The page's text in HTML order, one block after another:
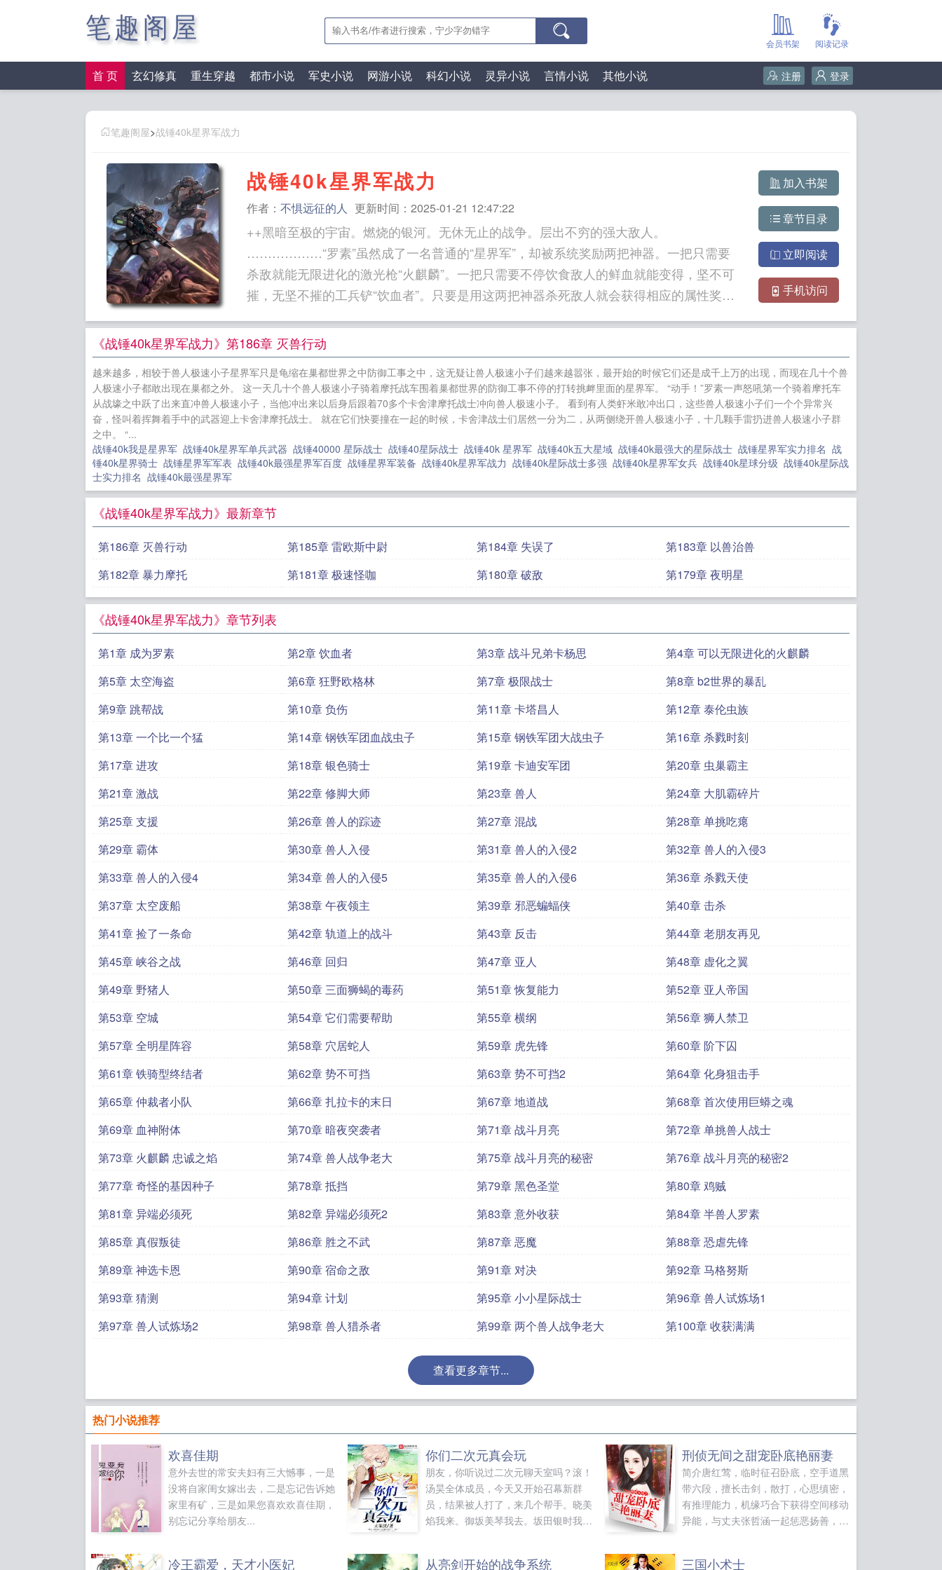
笔趣阁屋 阅读记录
会员书架
首 页 玄幻修真 重生穿越 都市小说 军史小说 网游小说 科幻小说 灵异小说 言情小说 其他小说 登录
注册
笔趣阁屋>战锤40k星界军战力
战锤40k星界军战力
作者： 不惧远征的人 更新时间：2025-01-21 12:47:22
++黑暗至极的宇宙。燃烧的银河。无休无止的战争。层出不穷的强大敌人。
………………“罗素”虽然成了一名普通的“星界军”，却被系统奖励两把神器。一把只需要
杀敌就能无限进化的激光枪“火麒麟”。一把只需要不停饮食敌人的鲜血就能变得，坚不可
摧，无坚不摧的工兵铲“饮血者”。只要是用这两把神器杀死敌人就会获得相应的属性奖
维持生活 修仙者下山，镇压世间一切敌
生嫡嫁，第一奸臣他为我折了腰 冰封末世：打造山中末日堡垒 神豪系统不正经，逼我
成枪王 燃烧在战火纷飞时 忆归寒 军旅双星 我刷的视频通古代，古人求别停 四旬老太
守国门：对我精神不正常 爬塔游戏，我却要从上往下爬？ 我修混沌决 星辰恋歌！ 重
回七零年代我浴火重生 那一抹淡淡的花香 重生复仇：裴少的心尖宠 采来一朵破碎的
云
加入书架
章节目录
立即阅读
手机访问
《战锤40k星界军战力》第186章 灭兽行动
越来越多，相较于兽人极速小子星界军只是龟缩在巢都世界之中防御工事之中，这无疑让兽人极速小子们越来越嚣张，最开始的时候它们还是成千上万的出现，而现在几十个兽
人极速小子都敢出现在巢都之外。 这一天几十个兽人极速小子骑着摩托战车围着巢都世界的防御工事不停的打转挑衅里面的星界军。 “动手！”罗素一声怒吼第一个骑着摩托车
从战壕之中跃了出来直冲兽人极速小子，当他冲出来以后身后跟着70多个卡舍津摩托战士冲向兽人极速小子。 看到有人类虾米敢冲出口，这些兽人极速小子们一个个异常兴
奋，怪叫着挥舞着手中的武器迎上卡舍津摩托战士。 就在它们快要撞在一起的时候，卡舍津战士们居然一分为二，从两侧绕开兽人极速小子，十几颗手雷扔进兽人极速小子群
之中。 “...
战锤40k我是星界军 战锤40k星界军单兵武器 战锤40000 星际战士 战锤40星际战士 战锤40k 星界军 战锤40k五大星域 战锤40k最强大的星际战士 战锤星界军实力排名 战
锤40k星界骑士 战锤星界军军表 战锤40k最强星界军百度 战锤星界军装备 战锤40k星界军战力 战锤40k星际战士多强 战锤40k星界军女兵 战锤40k星球分级 战锤40k星际战
士实力排名 战锤40k最强星界军
《战锤40k星界军战力》最新章节
第186章 灭兽行动 第185章 雷欧斯中尉 第184章 失误了
第183章 以兽治兽
第182章 暴力摩托
第181章 极速怪咖 第180章 破敌 第179章 夜明星
《战锤40k星界军战力》章节列表
第1章 成为罗素 第2章 饮血者 第3章 战斗兄弟卡杨思
第4章 可以无限进化的火麒麟
第5章 太空海盗
第6章 狂野欧格林 第7章 极限战士
第8章 b2世界的暴乱
第9章 跳帮战
第10章 负伤 第11章 卡塔昌人
第12章 泰伦虫族
第13章 一个比一个猛
第14章 钢铁军团血战虫子 第15章 钢铁军团大战虫子
第16章 杀戮时刻
第17章 进攻
第18章 银色骑士 第19章 卡迪安军团
第20章 虫巢霸主
第21章 激战
第22章 修脚大师 第23章 兽人
第24章 大肌霸碎片
第25章 支援
第26章 兽人的踪迹 第27章 混战
第28章 单挑吃瘪
第29章 霸体
第30章 兽人入侵 第31章 兽人的入侵2
第32章 兽人的入侵3
第33章 兽人的入侵4
第34章 兽人的入侵5 第35章 兽人的入侵6
第36章 杀戮天使
第37章 太空废船
第38章 午夜领主 第39章 邪恶蝙蝠侠
第40章 击杀
第41章 捡了一条命
第42章 轨道上的战斗 第43章 反击
第44章 老朋友再见
第45章 峡谷之战
第46章 回归 第47章 亚人
第48章 虚化之翼
第49章 野猪人
第50章 三面狮蝎的毒药 第51章 恢复能力
第52章 亚人帝国
第53章 空城
第54章 它们需要帮助 第55章 横纲
第56章 狮人禁卫
第57章 全明星阵容
第58章 穴居蛇人 第59章 虎先锋
第60章 阶下囚
第61章 铁骑型终结者
第62章 势不可挡 第63章 势不可挡2
第64章 化身狙击手
第65章 仲裁者小队
第66章 扎拉卡的末日 第67章 地道战
第68章 首次使用巨蟒之魂
第69章 血神附体
第70章 暗夜突袭者 第71章 战斗月亮
第72章 单挑兽人战士
第73章 火麒麟 忠诚之焰
第74章 兽人战争老大 第75章 战斗月亮的秘密
第76章 战斗月亮的秘密2
第77章 奇怪的基因种子
第78章 抵挡 第79章 黑色圣堂
第80章 鸡贼
第81章 异端必须死
第82章 异端必须死2 第83章 意外收获
第84章 半兽人罗素
第85章 真假叛徒
第86章 胜之不武 第87章 恶魔
第88章 恐虐先锋
第89章 神选卡恩
第90章 宿命之敌 第91章 对决
第92章 马格努斯
第93章 猜测
第94章 计划 第95章 小小星际战士
第96章 兽人试炼场1
第97章 兽人试炼场2
第98章 兽人猎杀者 第99章 两个兽人战争老大 第100章 收获满满
查看更多章节...
热门小说推荐
欢喜佳期
意外去世的常安夫妇有三大憾事，一是
没将自家闺女嫁出去，二是忘记告诉她
家里有矿，三是如果您喜欢欢喜佳期，
别忘记分享给朋友...
你们二次元真会玩
朋友，你听说过二次元聊天室吗？滚！
汤昊全体成员，今天又开始召幕新群
员，结果被人打了，来几个帮手。晓美
焰我来。御坂美琴我去。坂田银时我也
刑侦无间之甜宠卧底艳丽妻
简介唐红莺，临时征召卧底，空手道黑
带六段，擅长击剑，散打，心思缜密，
有推理能力，机缘巧合下获得空间移动
异能，与丈夫张哲涵一起惩恶扬善，匡
冷王霸爱，天才小医妃 从亮剑开始的战争系统 三国小术士